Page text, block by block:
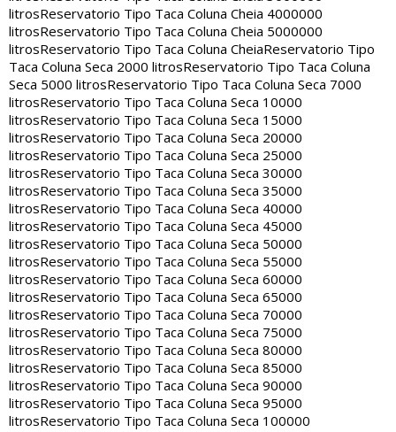
litrosReservatorio Tipo Taca Coluna Cheia 4000000
litrosReservatorio Tipo Taca Coluna Cheia 5000000
litrosReservatorio Tipo Taca Coluna CheiaReservatorio Tipo
Taca Coluna Seca 2000 litrosReservatorio Tipo Taca Coluna
Seca 5000 litrosReservatorio Tipo Taca Coluna Seca 7000
litrosReservatorio Tipo Taca Coluna Seca 10000
litrosReservatorio Tipo Taca Coluna Seca 15000
litrosReservatorio Tipo Taca Coluna Seca 20000
litrosReservatorio Tipo Taca Coluna Seca 25000
litrosReservatorio Tipo Taca Coluna Seca 30000
litrosReservatorio Tipo Taca Coluna Seca 35000
litrosReservatorio Tipo Taca Coluna Seca 40000
litrosReservatorio Tipo Taca Coluna Seca 45000
litrosReservatorio Tipo Taca Coluna Seca 50000
litrosReservatorio Tipo Taca Coluna Seca 55000
litrosReservatorio Tipo Taca Coluna Seca 60000
litrosReservatorio Tipo Taca Coluna Seca 65000
litrosReservatorio Tipo Taca Coluna Seca 70000
litrosReservatorio Tipo Taca Coluna Seca 75000
litrosReservatorio Tipo Taca Coluna Seca 80000
litrosReservatorio Tipo Taca Coluna Seca 85000
litrosReservatorio Tipo Taca Coluna Seca 90000
litrosReservatorio Tipo Taca Coluna Seca 95000
litrosReservatorio Tipo Taca Coluna Seca 100000